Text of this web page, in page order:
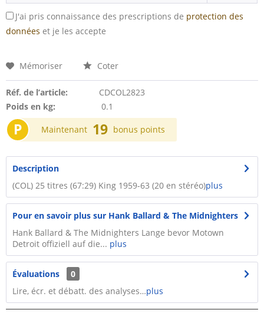
J'ai pris connaissance des prescriptions de protection des
données et je les accepte
Mémoriser Coter
Réf. de l’article:
CDCOL2823
Poids en kg:
0.1
P Maintenant 19 bonus points
Description
(COL) 25 titres (67:29) King 1959-63 (20 en stéréo)plus
Pour en savoir plus sur Hank Ballard & The Midnighters
Hank Ballard & The Midnighters Lange bevor Motown
Detroit offiziell auf die... plus
Évaluations
0
Lire, écr. et débatt. des analyses…plus